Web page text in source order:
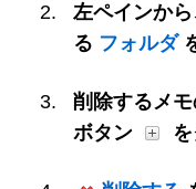
左ペインか
る フォルダ
削除するメ
ボタン